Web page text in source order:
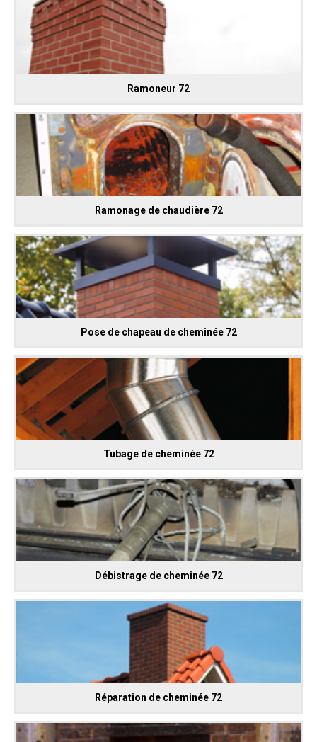
Ramoneur 72
Ramonage de chaudière 72
Pose de chapeau de cheminée 72
Tubage de cheminée 72
Débistrage de cheminée 72
Réparation de cheminée 72